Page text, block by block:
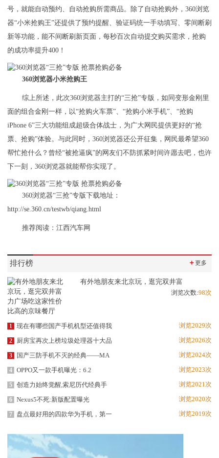
号，就能自动预约、自动抢购所需商品。除了自动抢购外，360浏览
器“小米抢购王”还提供了预约提醒、验证码统一手动填写、零间断刷
新等功能，能不间断刷新页面，每秒百次自动提交购买需求，抢购
的成功率提升400！
360浏览器小米抢购王
综上所述，此次360浏览器主打的“三抢”专版，如同变形金刚里
面的组合金刚一样，以“抢购火车票”、“抢购小米手机”、“抢购
iPhone 6”三大功能组成超级合体战士，为广大网民提供更好的“抢
票、抢购”体验。与此同时，360浏览器还公开征集，网民最希望360
帮忙抢什么？曾经“被抢逼疯”的网友们不防抓紧时间许愿去吧，也许
下一刻，360浏览器就能帮你实现了。
360浏览器“三抢”专版下载地址：
http://se.360.cn/testwb/qiang.html
推荐阅读： 江西汽车网
排行榜 ＋更多
有外地朋友来北京玩，逛完双井富
浏览次数:98次
1 现在有哪些国产手机机型还值得我 浏览2029次
2 厨房宝再次上榜垃圾处理器十大品 浏览2026次
3 国产三防手机不灭的经典——MA 浏览2024次
4 OPPO又一款手机曝光：6.2 浏览2023次
5 创造力始终觉醒,索尼历代经典手 浏览2021次
6 Nexus5不死:新版配置曝光 浏览2020次
7 盘点最好用的四款华为手机，第一 浏览2019次